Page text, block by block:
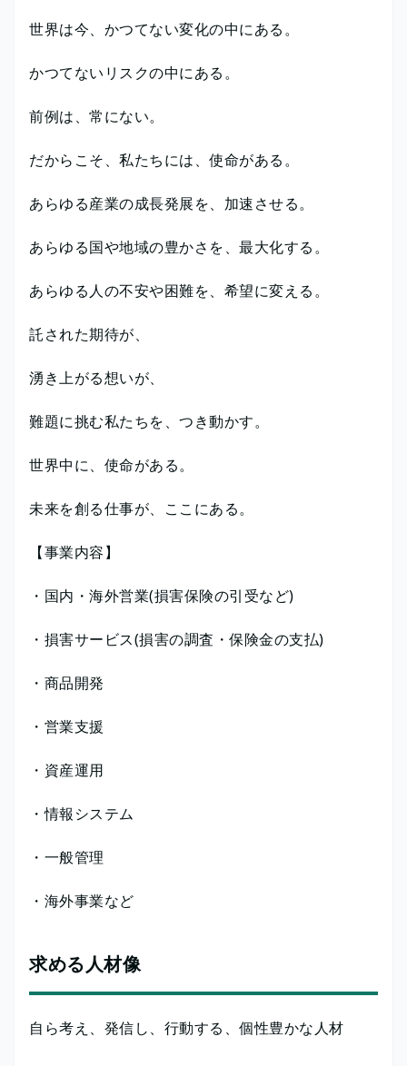
世界は今、かつてない変化の中にある。
かつてないリスクの中にある。
前例は、常にない。
だからこそ、私たちには、使命がある。
あらゆる産業の成長発展を、加速させる。
あらゆる国や地域の豊かさを、最大化する。
あらゆる人の不安や困難を、希望に変える。
託された期待が、
湧き上がる想いが、
難題に挑む私たちを、つき動かす。
世界中に、使命がある。
未来を創る仕事が、ここにある。
【事業内容】
・国内・海外営業(損害保険の引受など)
・損害サービス(損害の調査・保険金の支払)
・商品開発
・営業支援
・資産運用
・情報システム
・一般管理
・海外事業など
求める人材像
自ら考え、発信し、行動する、個性豊かな人材